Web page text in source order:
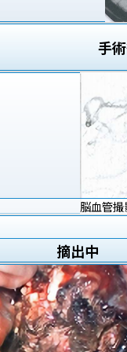
手
脳血管撮
摘出中